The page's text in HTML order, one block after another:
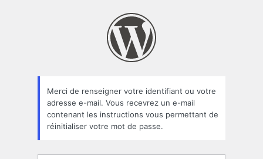
oublié
Merci de renseigner votre identifiant ou votre
adresse e-mail. Vous recevrez un e-mail
contenant les instructions vous permettant de
réinitialiser votre mot de passe.